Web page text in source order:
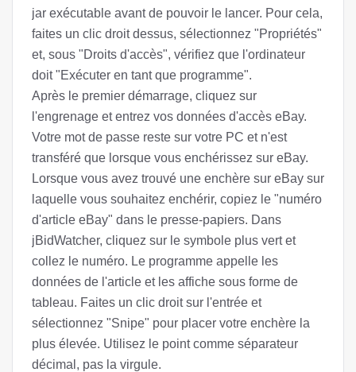
jar exécutable avant de pouvoir le lancer. Pour cela,
faites un clic droit dessus, sélectionnez "Propriétés"
et, sous "Droits d'accès", vérifiez que l'ordinateur
doit "Exécuter en tant que programme".
Après le premier démarrage, cliquez sur
l'engrenage et entrez vos données d'accès eBay.
Votre mot de passe reste sur votre PC et n'est
transféré que lorsque vous enchérissez sur eBay.
Lorsque vous avez trouvé une enchère sur eBay sur
laquelle vous souhaitez enchérir, copiez le "numéro
d'article eBay" dans le presse-papiers. Dans
jBidWatcher, cliquez sur le symbole plus vert et
collez le numéro. Le programme appelle les
données de l'article et les affiche sous forme de
tableau. Faites un clic droit sur l'entrée et
sélectionnez "Snipe" pour placer votre enchère la
plus élevée. Utilisez le point comme séparateur
décimal, pas la virgule.